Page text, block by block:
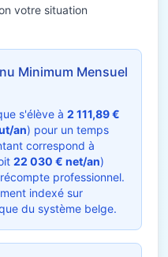
votre situation
Minimum Mensuel
s'élève à 2 111,89 €
an) pour un temps
correspond à
22 030 € net/an)
professionnel.
indexé sur
du système belge.